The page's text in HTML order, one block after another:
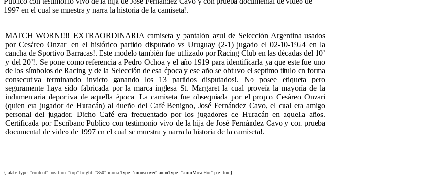
MATCH WORN!!!! EXTRAORDINARIA camiseta y pantalón azul de Selección Argentina usados
por Cesáreo Onzari en el histórico partido disputado vs Uruguay (2-1) jugado el 02-10-1924 en la
cancha de Sportivo Barracas!. Este modelo también fue utilizado por Racing Club en las décadas del 10’
y del 20’!. Se pone como referencia a Pedro Ochoa y el año 1919 para identificarla ya que este fue uno
de los símbolos de Racing y de la Selección de esa época y ese año se obtuvo el septimo titulo en forma
consecutiva terminando invicto ganando los 13 partidos disputados!. No posee etiqueta pero
seguramente haya sido fabricada por la marca inglesa St. Margaret la cual proveía la mayoría de la
indumentaria deportiva de aquella época. La camiseta fue obsequiada por el propio Cesáreo Onzari
(quien era jugador de Huracán) al dueño del Café Benigno, José Fernández Cavo, el cual era amigo
personal del jugador. Dicho Café era frecuentado por los jugadores de Huracán en aquella años.
Certificada por Escribano Publico con testimonio vivo de la hija de José Fernández Cavo y con prueba
documental de video de 1997 en el cual se muestra y narra la historia de la camiseta!.
{jatabs type="content" position="top" height="850" mouseType="mouseover" animType="animMoveHor" pre=true}